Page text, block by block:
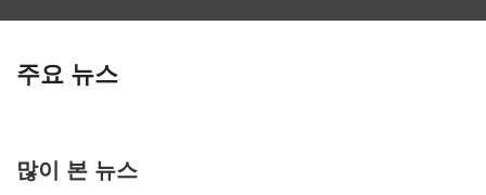
주요 뉴스
많이 본 뉴스